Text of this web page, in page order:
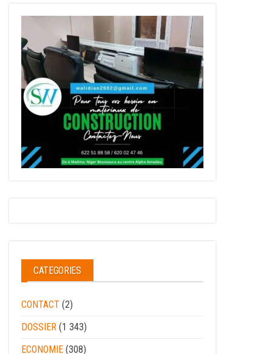
CATEGORIES
CONTACT (2)
DOSSIER (1 343)
ECONOMIE (308)